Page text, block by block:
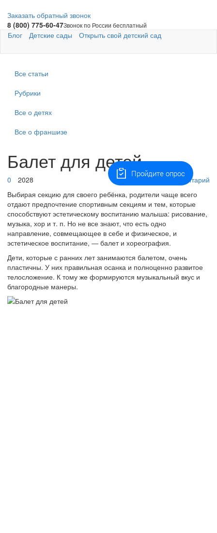
Заказать обратный звонок
8 (800) 775-60-47Звонок по России бесплатный
Блог Детские сады Открыть свой детский сад
Все статьи
Рубрики
Все о детях
Все о франшизе
Балет для детей
Оставить комментарий
0
2028
Выбирая секцию для своего ребёнка, родители чаще всего
отдают предпочтение спортивным секциям и тем, которые
способствуют эстетическому воспитанию малыша: рисование,
музыка, хор и т. п. Но не все знают, что есть одно
направление, совмещающее в себе и физическое, и
эстетическое воспитание, ― балет и хореография.
Дети, которые с ранних лет занимаются балетом, очень
пластичны. У них правильная осанка и полноценно развитое
телосложение. К тому же формируются музыкальный вкус и
благородные манеры.
Пройдите опрос